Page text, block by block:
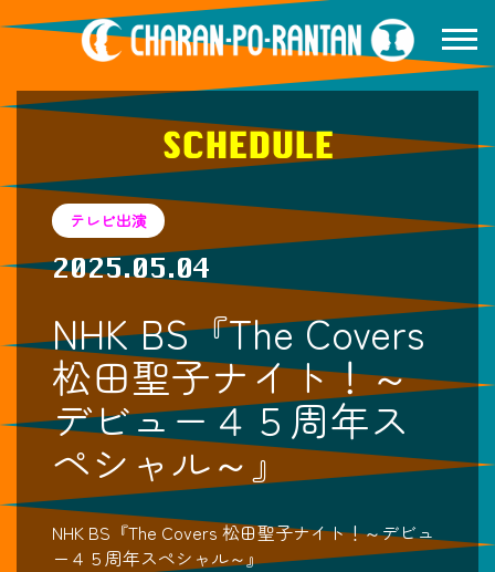
SCHEDULE
テレビ出演
2025.05.04
NHK BS『The Covers
松田聖子ナイト！～
デビュー４５周年ス
ペシャル～』
NHK BS『The Covers 松田聖子ナイト！～デビュ
ー４５周年スペシャル～』